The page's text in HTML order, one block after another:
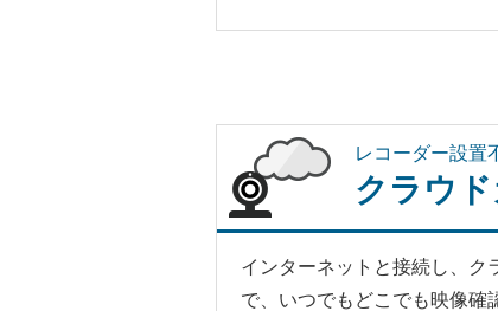
レコーダー設置
クラウ
インターネットと接続し、ク
で、いつでもどこでも映像確